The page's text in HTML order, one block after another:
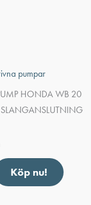
pumpar
HONDA WB 20
Köp nu!